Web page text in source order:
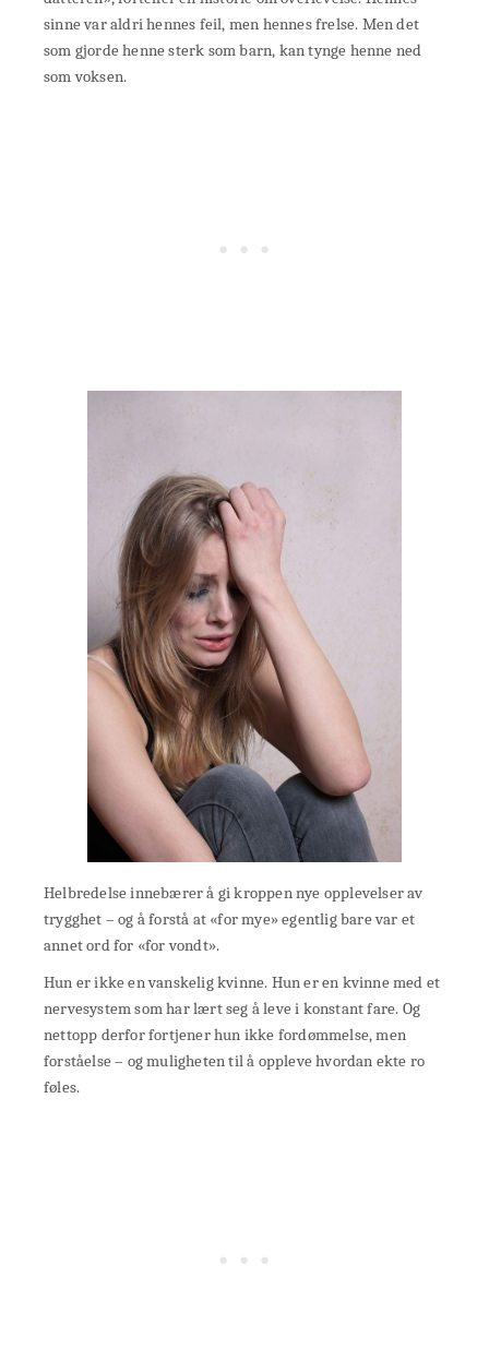
sinne var aldri hennes feil, men hennes frelse. Men det
som gjorde henne sterk som barn, kan tynge henne ned
som voksen.
Helbredelse innebærer å gi kroppen nye opplevelser av
trygghet – og å forstå at «for mye» egentlig bare var et
annet ord for «for vondt».
Hun er ikke en vanskelig kvinne. Hun er en kvinne med et
nervesystem som har lært seg å leve i konstant fare. Og
nettopp derfor fortjener hun ikke fordømmelse, men
forståelse – og muligheten til å oppleve hvordan ekte ro
føles.